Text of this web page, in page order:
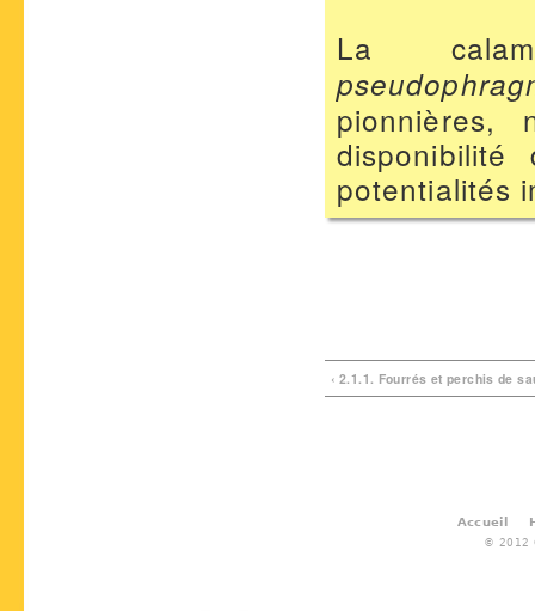
La
potentialités
‹ 2.1.1. Fourrés et perchis de
Accueil
© 2012